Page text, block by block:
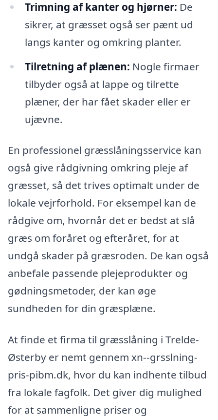
Trimning af kanter og hjørner: De
sikrer, at græsset også ser pænt ud
langs kanter og omkring planter.
Tilretning af plænen: Nogle firmaer
tilbyder også at lappe og tilrette
plæner, der har fået skader eller er
ujævne.
En professionel græsslåningsservice kan
også give rådgivning omkring pleje af
græsset, så det trives optimalt under de
lokale vejrforhold. For eksempel kan de
rådgive om, hvornår det er bedst at slå
græs om foråret og efteråret, for at
undgå skader på græsroden. De kan også
anbefale passende plejeprodukter og
gødningsmetoder, der kan øge
sundheden for din græsplæne.
At finde et firma til græsslåning i Trelde-
Østerby er nemt gennem xn--grsslning-
pris-pibm.dk, hvor du kan indhente tilbud
fra lokale fagfolk. Det giver dig mulighed
for at sammenligne priser og